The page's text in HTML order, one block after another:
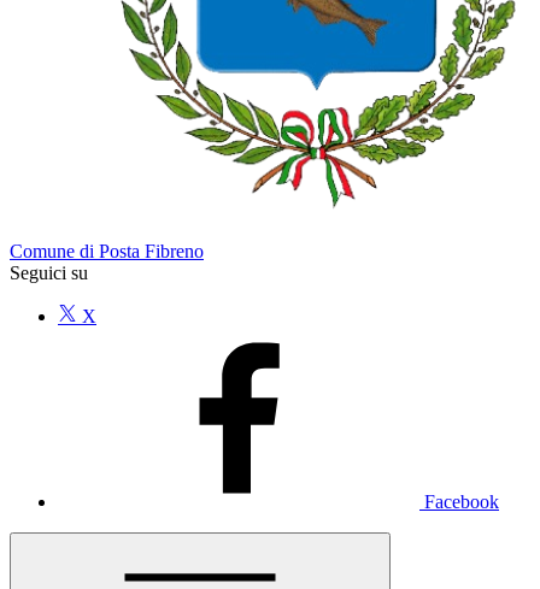
Comune di Posta Fibreno
Seguici su
X
Facebook